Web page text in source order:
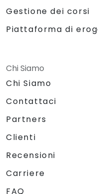
Gestione dei corsi
Piattaforma di
Chi Siamo
Chi Siamo
Contattaci
Partners
Clienti
Recensioni
Carriere
FAQ